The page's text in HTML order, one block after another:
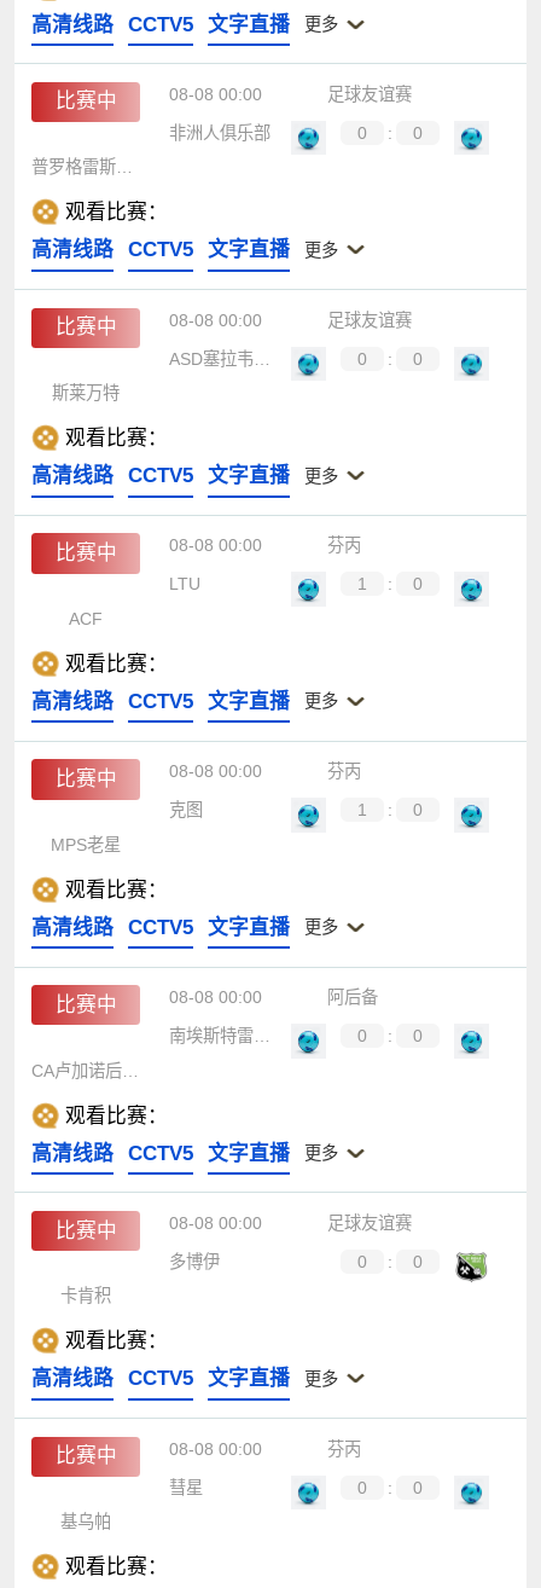
高清线路
CCTV5 文字直播 更多
比赛中 08-08 00:00
足球友谊赛
非洲人俱乐部
0 :
0
普罗格雷斯沙基特
观看比赛：
高清线路
CCTV5 文字直播 更多
比赛中 08-08 00:00
足球友谊赛
ASD塞拉韦扎足球
0 :
0
斯莱万特
观看比赛：
高清线路
CCTV5 文字直播 更多
比赛中 08-08 00:00
芬丙
LTU
1 :
0
ACF
观看比赛：
高清线路
CCTV5 文字直播 更多
比赛中 08-08 00:00
芬丙
克图
1 :
0
MPS老星
观看比赛：
高清线路
CCTV5 文字直播 更多
比赛中 08-08 00:00
阿后备
南埃斯特雷拉后备队
0 :
0
观看比赛：
高清线路
CCTV5 文字直播 更多
比赛中 08-08 00:00
足球友谊赛
多博伊
0 :
0
卡肯积
观看比赛：
高清线路
CCTV5 文字直播 更多
比赛中 08-08 00:00
芬丙
彗星
0 :
0
基乌帕
观看比赛：